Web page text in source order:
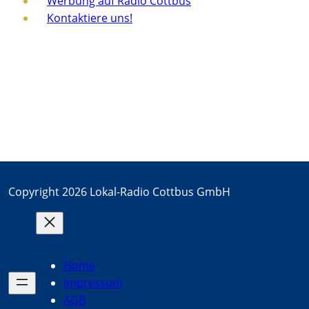
Kontaktiere uns!
Copyright 2026 Lokal-Radio Cottbus GmbH
Home
Impressum
AGB